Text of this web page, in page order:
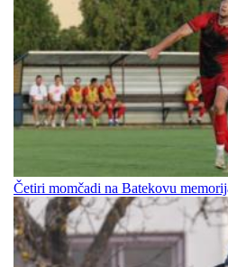
Četiri momčadi na Batekovu